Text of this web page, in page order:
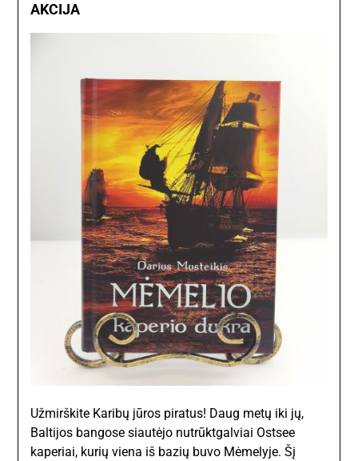
AKCIJA
Užmirškite Karibų jūros piratus! Daug metų iki jų,
Baltijos bangose siautėjo nutrūktgalviai Ostsee
kaperiai, kurių viena iš bazių buvo Mėmelyje. Šį